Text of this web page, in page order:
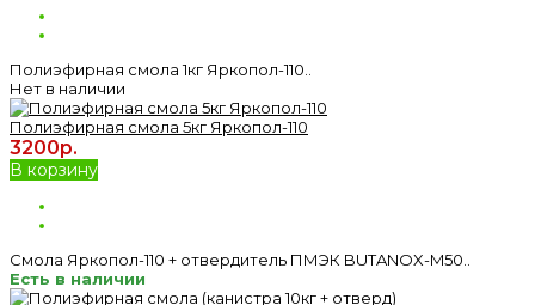
Полиэфирная смола 1кг Яркопол-110..
Нет в наличии
Полиэфирная смола 5кг Яркопол-110
3200р.
В корзину
Смола Яркопол-110 + отвердитель ПМЭК BUTANOX-M50..
Есть в наличии